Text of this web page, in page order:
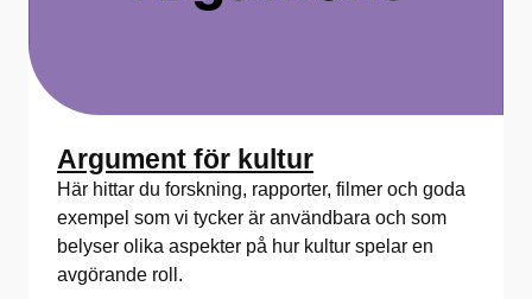
Argument för kultur
Här hittar du forskning, rapporter, filmer och goda
exempel som vi tycker är användbara och som
belyser olika aspekter på hur kultur spelar en
avgörande roll.